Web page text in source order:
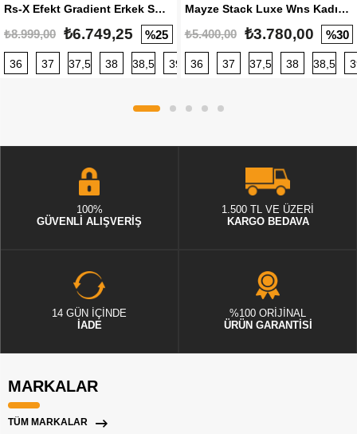
Rs-X Efekt Gradient Erkek Sneaker
₺8.999,00 ₺6.749,25 %25
36 37 37,5 38 38,5 39 40 40,5 41 42 42,5
Mayze Stack Luxe Wns Kadın Sneaker
₺5.400,00 ₺3.780,00 %30
36 37 37,5 38 38,5
100%
GÜVENLİ ALIŞVERİŞ
1.500 TL VE ÜZERİ
KARGO BEDAVA
14 GÜN İÇİNDE
İADE
%100 ORİJİNAL
ÜRÜN GARANTİSİ
MARKALAR
TÜM MARKALAR